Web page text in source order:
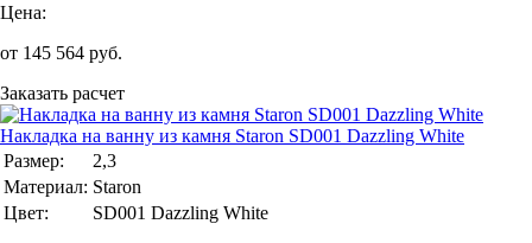
Цена:
от 145 564 руб.
Заказать расчет
Накладка на ванну из камня Staron SD001 Dazzling White
Размер:
2,3
Материал: Staron
Цвет:
SD001 Dazzling White